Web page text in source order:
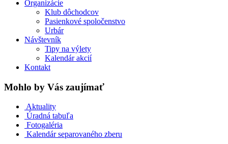
Organizácie
Klub dôchodcov
Pasienkové spoločenstvo
Urbár
Návštevník
Tipy na výlety
Kalendár akcií
Kontakt
Mohlo by Vás zaujímať
Aktuality
Úradná tabuľa
Fotogaléria
Kalendár separovaného zberu